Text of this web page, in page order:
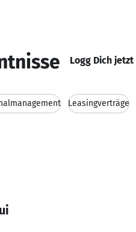
Logg Dich
Leasingverträge